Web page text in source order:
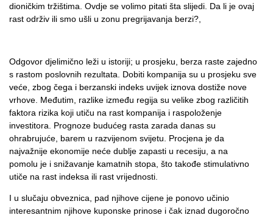
dioničkim tržištima. Ovdje se volimo pitati šta slijedi. Da li je ovaj
rast održiv ili smo ušli u zonu pregrijavanja berzi?,
Odgovor djelimično leži u istoriji; u prosjeku, berza raste zajedno
s rastom poslovnih rezultata. Dobiti kompanija su u prosjeku sve
veće, zbog čega i berzanski indeks uvijek iznova dostiže nove
vrhove. Međutim, razlike između regija su velike zbog različitih
faktora rizika koji utiču na rast kompanija i raspoloženje
investitora. Prognoze budućeg rasta zarada danas su
ohrabrujuće, barem u razvijenom svijetu. Procjena je da
najvažnije ekonomije neće dublje zapasti u recesiju, a na
pomolu je i snižavanje kamatnih stopa, što takođe stimulativno
utiče na rast indeksa ili rast vrijednosti.
I u slučaju obveznica, pad njihove cijene je ponovo učinio
interesantnim njihove kuponske prinose i čak iznad dugoročno